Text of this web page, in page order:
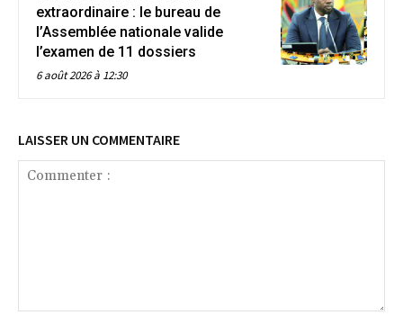
extraordinaire : le bureau de
l’Assemblée nationale valide
l’examen de 11 dossiers
6 août 2026 à 12:30
LAISSER UN COMMENTAIRE